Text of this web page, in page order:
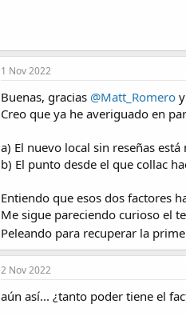
1 Nov 2022
Buenas, gracias @Matt_Romero y
Creo que ya he averiguado en
a) El nuevo local sin reseñas
b) El punto desde el que collac
Entiendo que esos dos factores
Me sigue pareciendo curioso el
Peleando para recuperar la
2 Nov 2022
aún así... ¿tanto poder tiene el